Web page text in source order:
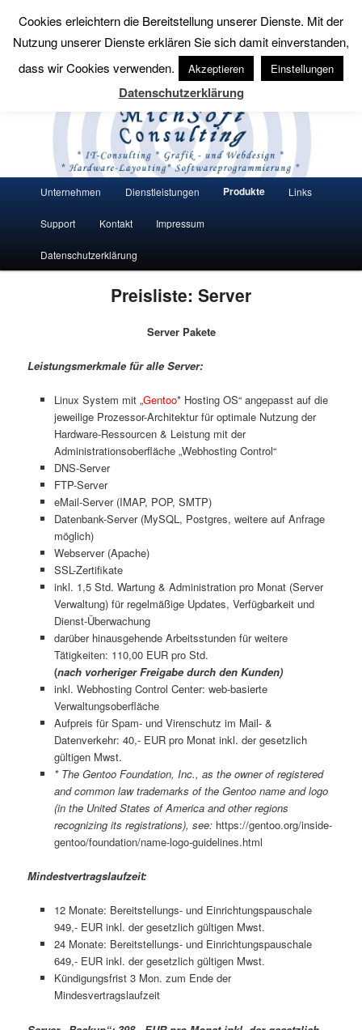
MichSoft Consulting
Wir bringen Lösungen auf den Punkt.
Suchen
Zum Inhalt wechseln
Zum sekundären Inhalt wechseln
Unternehmen Dienstleistungen Produkte Links
Support Kontakt Impressum
Datenschutzerklärung
Preisliste: Server
Server Pakete
Leistungsmerkmale für alle Server:
Linux System mit „Gentoo* Hosting OS“ angepasst auf die
jeweilige Prozessor-Architektur für optimale Nutzung der
Hardware-Ressourcen & Leistung mit der
Administrationsoberfläche „Webhosting Control“
DNS-Server
FTP-Server
eMail-Server (IMAP, POP, SMTP)
Datenbank-Server (MySQL, Postgres, weitere auf Anfrage
möglich)
Webserver (Apache)
SSL-Zertifikate
inkl. 1,5 Std. Wartung & Administration pro Monat (Server
Verwaltung) für regelmäßige Updates, Verfügbarkeit und
Dienst-Überwachung
darüber hinausgehende Arbeitsstunden für weitere
Tätigkeiten: 110,00 EUR pro Std.
(nach vorheriger Freigabe durch den Kunden)
inkl. Webhosting Control Center: web-basierte
Verwaltungsoberfläche
Aufpreis für Spam- und Virenschutz im Mail- &
Datenverkehr: 40,- EUR pro Monat inkl. der gesetzlich
gültigen Mwst.
* The Gentoo Foundation, Inc., as the owner of registered
and common law trademarks of the Gentoo name and logo
(in the United States of America and other regions
recognizing its registrations), see: https://gentoo.org/inside-
gentoo/foundation/name-logo-guidelines.html
Mindestvertragslaufzeit:
12 Monate: Bereitstellungs- und Einrichtungspauschale
949,- EUR inkl. der gesetzlich gültigen Mwst.
24 Monate: Bereitstellungs- und Einrichtungspauschale
649,- EUR inkl. der gesetzlich gültigen Mwst.
Kündigungsfrist 3 Mon. zum Ende der
Mindesvertragslaufzeit
Cookies erleichtern die Bereitstellung unserer Dienste. Mit der
Nutzung unserer Dienste erklären Sie sich damit einverstanden,
dass wir Cookies verwenden.
Akzeptieren Einstellungen
Datenschutzerklärung